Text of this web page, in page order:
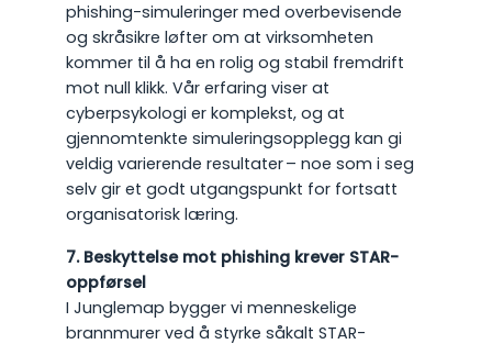
phishing-simuleringer med overbevisende
og skråsikre løfter om at virksomheten
kommer til å ha en rolig og stabil fremdrift
mot null klikk. Vår erfaring viser at
cyberpsykologi er komplekst, og at
gjennomtenkte simuleringsopplegg kan gi
veldig varierende resultater – noe som i seg
selv gir et godt utgangspunkt for fortsatt
organisatorisk læring.
7. Beskyttelse mot phishing krever STAR-
oppførsel
I Junglemap bygger vi menneskelige
brannmurer ved å styrke såkalt STAR-